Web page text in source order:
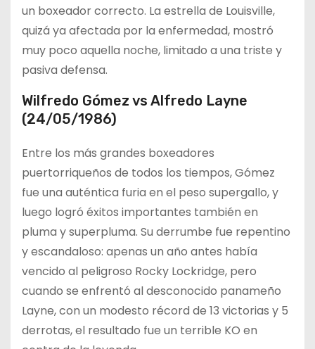
un boxeador correcto. La estrella de Louisville,
quizá ya afectada por la enfermedad, mostró
muy poco aquella noche, limitado a una triste y
pasiva defensa.
Wilfredo Gómez vs Alfredo Layne
(24/05/1986)
Entre los más grandes boxeadores
puertorriqueños de todos los tiempos, Gómez
fue una auténtica furia en el peso supergallo, y
luego logró éxitos importantes también en
pluma y superpluma. Su derrumbe fue repentino
y escandaloso: apenas un año antes había
vencido al peligroso Rocky Lockridge, pero
cuando se enfrentó al desconocido panameño
Layne, con un modesto récord de 13 victorias y 5
derrotas, el resultado fue un terrible KO en